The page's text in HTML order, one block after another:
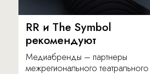
RR и The Symbol
рекомендуют
Медиабренды – партнеры
межрегионального театрального